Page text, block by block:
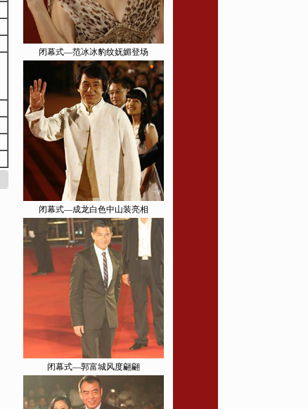
闭幕式—范冰冰豹纹妩媚登场
闭幕式—成龙白色中山装亮相
闭幕式—郭富城风度翩翩